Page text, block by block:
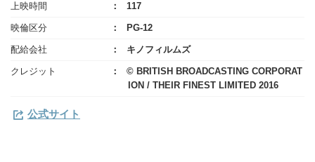
上映時間 117
映倫区分 PG-12
配給会社 キノフィルムズ
クレジット
© BRITISH BROADCASTING CORPORAT
ION / THEIR FINEST LIMITED 2016
公式サイト